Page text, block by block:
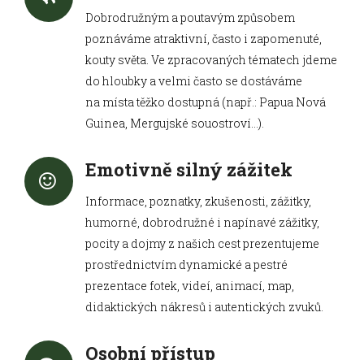
Dobrodružným a poutavým způsobem
poznáváme atraktivní, často i zapomenuté,
kouty světa. Ve zpracovaných tématech jdeme
do hloubky a velmi často se dostáváme
na místa těžko dostupná (např.: Papua Nová
Guinea, Mergujské souostroví…).
Emotivně silný zážitek
Informace, poznatky, zkušenosti, zážitky,
humorné, dobrodružné i napínavé zážitky,
pocity a dojmy z našich cest prezentujeme
prostřednictvím dynamické a pestré
prezentace fotek, videí, animací, map,
didaktických nákresů i autentických zvuků.
Osobní přístup